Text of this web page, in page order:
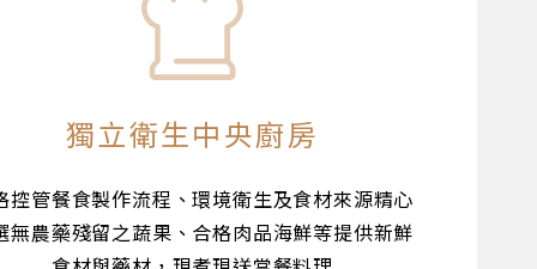
獨立衛生中央廚房
控管餐食製作流程、環境衛生及食材來源精心
無農藥殘留之蔬果、合格肉品海鮮等提供新鮮